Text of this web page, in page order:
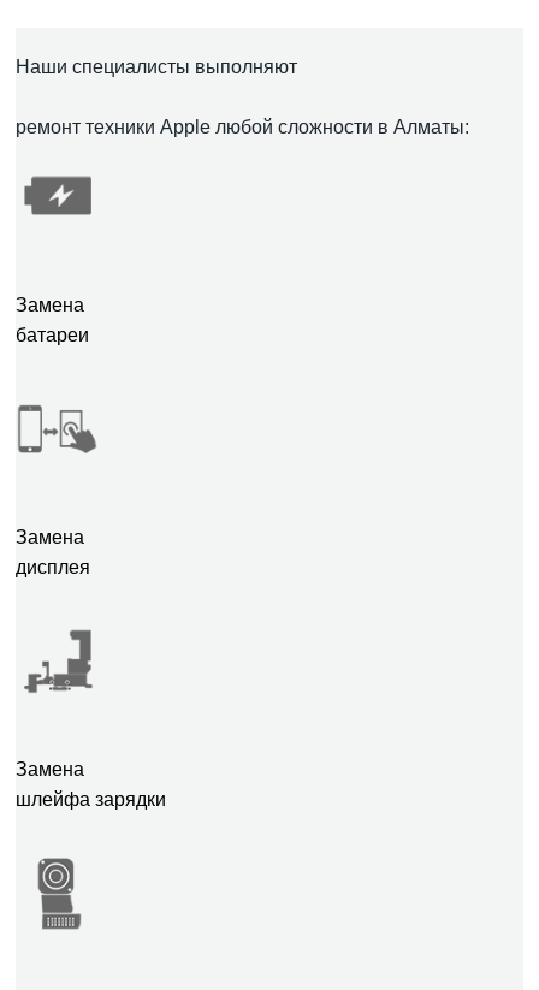
Наши специалисты выполняют
ремонт техники Apple любой сложности в Алматы:
Замена
батареи
Замена
дисплея
Замена
шлейфа зарядки